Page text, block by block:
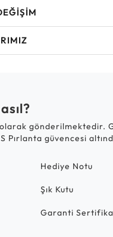
gönderilmektedir.
Pırlanta güvencesi
Hediye Notu
Şık Kutu
Garanti